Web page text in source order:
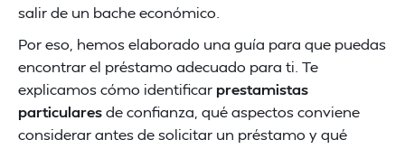
salir de un bache económico.
Por eso, hemos elaborado una guía para que puedas
encontrar el préstamo adecuado para ti. Te
explicamos cómo identificar prestamistas
particularesde confianza, qué aspectos conviene
considerar antes de solicitar un préstamo y qué